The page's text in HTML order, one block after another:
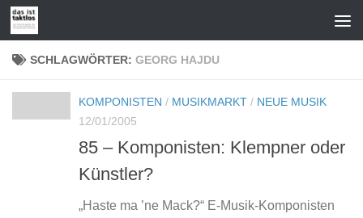
Zum Inhalt springen
SCHLAGWÖRTER: GEORG HAJDU
KOMPONISTEN / MUSIKMARKT / NEUE MUSIK
12/01/2005
85 – Komponisten: Klempner oder
Künstler?
„Haste ma ’ne Mack?“ E-Musik-Komponisten